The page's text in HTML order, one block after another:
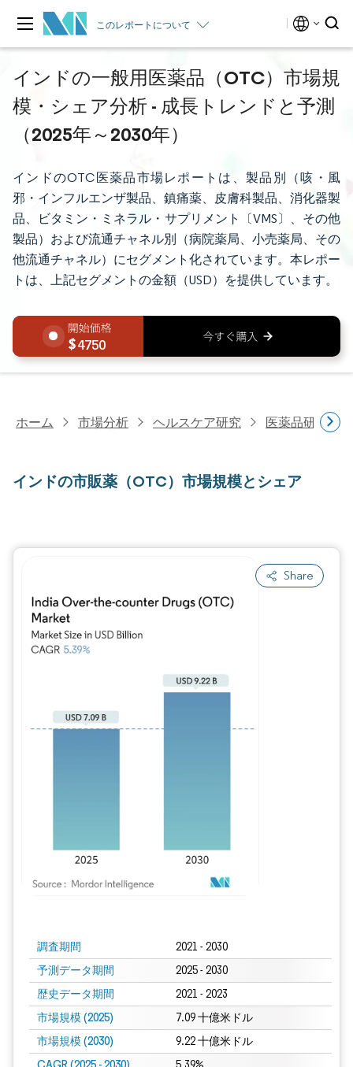
このレポートについて
インドの一般用医薬品（OTC）市場規
模・シェア分析 - 成長トレンドと予測
（2025年～2030年）
インドのOTC医薬品市場レポートは、製品別（咳・風
邪・インフルエンザ製品、鎮痛薬、皮膚科製品、消化器製
品、ビタミン・ミネラル・サプリメント〔VMS〕、その他
製品）および流通チャネル別（病院薬局、小売薬局、その
他流通チャネル）にセグメント化されています。本レポー
トは、上記セグメントの金額（USD）を提供しています。
4750
ホーム 市場分析 ヘルスケア研究 医薬品研究
インドの市販薬（OTC）市場規模とシェア
Share
調査期間 2021 - 2030
予測データ期間 2025 - 2030
歴史データ期間 2021 - 2023
市場規模 (2025) 7.09 十億米ドル
市場規模 (2030) 9.22 十億米ドル